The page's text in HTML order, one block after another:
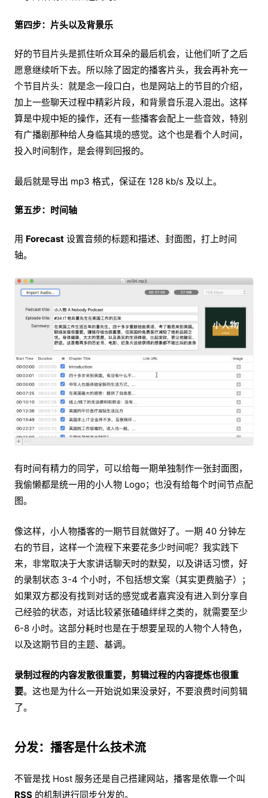
第四步：片头以及背景乐
好的节目片头是抓住听众耳朵的最后机会，让他们听了之后
愿意继续听下去。所以除了固定的播客片头，我会再补充一
个节目片头：就是念一段口白，也是网站上的节目的介绍，
加上一些聊天过程中精彩片段，和背景音乐混入混出。这样
算是中规中矩的操作，还有一些播客会配上一些音效，特别
有广播剧那种给人身临其境的感觉。这个也是看个人时间，
投入时间制作，是会得到回报的。
最后就是导出 mp3 格式，保证在 128 kb/s 及以上。
第五步：时间轴
用 Forecast 设置音频的标题和描述、封面图，打上时间
轴。
有时间有精力的同学，可以给每一期单独制作一张封面图，
我偷懒都是统一用的小人物 Logo；也没有给每个时间节点配
图。
像这样，小人物播客的一期节目就做好了。一期 40 分钟左
右的节目，这样一个流程下来要花多少时间呢？我实践下
来，非常取决于大家讲话聊天时的默契，以及讲话习惯，好
的录制状态 3-4 个小时，不包括想文案（其实更费脑子）；
如果双方都没有找到对话的感觉或者嘉宾没有进入到分享自
己经验的状态，对话比较紧张磕磕绊绊之类的，就需要至少
6-8 小时。这部分耗时也是在于想要呈现的人物个人特色，
以及这期节目的主题、基调。
录制过程的内容发散很重要，剪辑过程的内容提炼也很重
要。这也是为什么一开始说如果没录好，不要浪费时间剪辑
了。
分发：播客是什么技术流
不管是找 Host 服务还是自己搭建网站，播客是依靠一个叫
RSS 的机制进行同步分发的。